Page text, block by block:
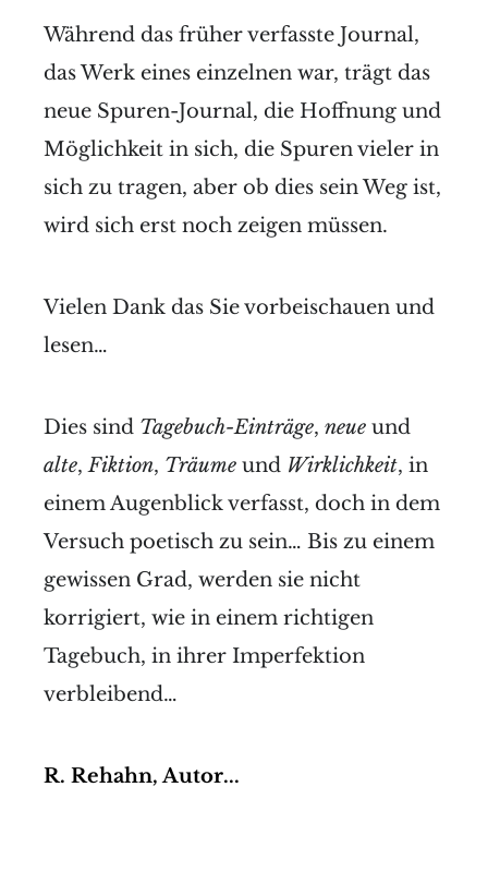
Während das früher verfasste Journal,
das Werk eines einzelnen war, trägt das
neue Spuren-Journal, die Hoffnung und
Möglichkeit in sich, die Spuren vieler in
sich zu tragen, aber ob dies sein Weg ist,
wird sich erst noch zeigen müssen.
Vielen Dank das Sie vorbeischauen und
lesen…
Dies sind Tagebuch-Einträge, neue und
alte,Fiktion, Träume und Wirklichkeit, in
einem Augenblick verfasst, doch in dem
Versuch poetisch zu sein… Bis zu einem
gewissen Grad, werden sie nicht
korrigiert, wie in einem richtigen
Tagebuch, in ihrer Imperfektion
verbleibend…
R. Rehahn, Autor...